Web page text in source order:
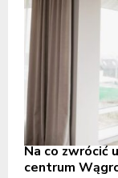
Na co zwrócić
centrum